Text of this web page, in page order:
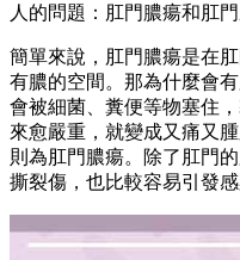
人的問題：肛門膿瘍和肛門
簡單來說，肛門膿瘍是在
有膿的空間。那為什麼會
會被細菌、糞便等物塞住
來愈嚴重，就變成又痛又
則為肛門膿瘍。除了肛門
撕裂傷，也比較容易引發感